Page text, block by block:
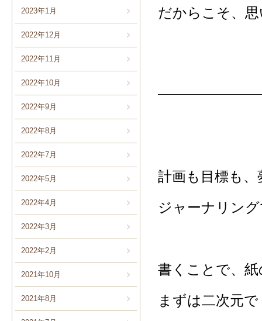
2023年1月
2022年12月
2022年11月
2022年10月
2022年9月
2022年8月
2022年7月
2022年5月
2022年4月
2022年3月
2022年2月
2021年10月
2021年8月
だからこそ、
計画も目標も
ジャーナリン
書くことで、
まずは二次元